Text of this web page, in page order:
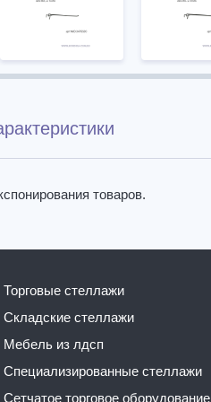
товаров.
торговые стеллажи
складские стеллажи
мебель из лдсп
специализированные стеллажи
сетчатое торговое оборудование